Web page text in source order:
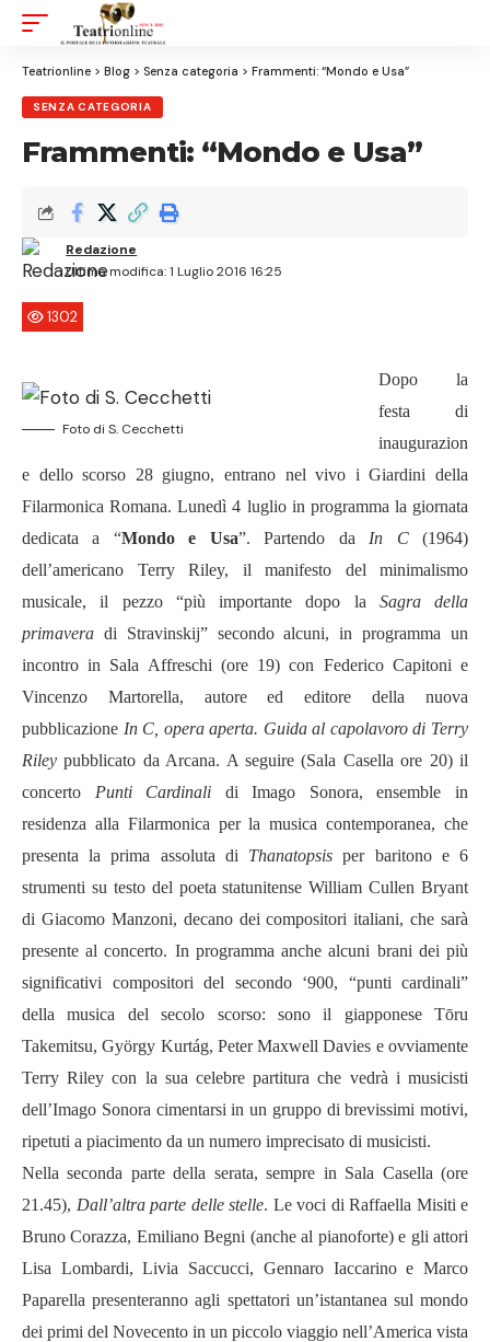
Teatrionline > Blog > Senza categoria > Frammenti: “Mondo e Usa”
SENZA CATEGORIA
Frammenti: “Mondo e Usa”
Ultima modifica: 1 Luglio 2016 16:25
Redazione
1302
Foto di S. Cecchetti
Dopo la
festa di
inaugurazion
e dello scorso 28 giugno, entrano nel vivo i Giardini della
Filarmonica Romana. Lunedì 4 luglio in programma la giornata
dedicata a “Mondo e Usa”. Partendo da In C(1964)
dell’americano Terry Riley, il manifesto del minimalismo
musicale, il pezzo “più importante dopo la Sagra della
primavera di Stravinskij” secondo alcuni, in programma un
incontro in Sala Affreschi (ore 19) con Federico Capitoni e
Vincenzo Martorella, autore ed editore della nuova
pubblicazione In C, opera aperta. Guida al capolavoro di Terry
Riley pubblicato da Arcana. A seguire (Sala Casella ore 20) il
concerto Punti Cardinali di Imago Sonora, ensemble in
residenza alla Filarmonica per la musica contemporanea, che
presenta la prima assoluta di Thanatopsisper baritono e 6
strumenti su testo del poeta statunitense William Cullen Bryant
di Giacomo Manzoni, decano dei compositori italiani, che sarà
presente al concerto. In programma anche alcuni brani dei più
significativi compositori del secondo ‘900, “punti cardinali”
della musica del secolo scorso: sono il giapponese Tōru
Takemitsu, György Kurtág, Peter Maxwell Davies e ovviamente
Terry Riley con la sua celebre partitura che vedrà i musicisti
dell’Imago Sonora cimentarsi in un gruppo di brevissimi motivi,
ripetuti a piacimento da un numero imprecisato di musicisti.
Nella seconda parte della serata, sempre in Sala Casella (ore
21.45), Dall’altra parte delle stelle. Le voci di Raffaella Misiti e
Bruno Corazza, Emiliano Begni (anche al pianoforte) e gli attori
Lisa Lombardi, Livia Saccucci, Gennaro Iaccarino e Marco
Paparella presenteranno agli spettatori un’istantanea sul mondo
dei primi del Novecento in un piccolo viaggio nell’America vista